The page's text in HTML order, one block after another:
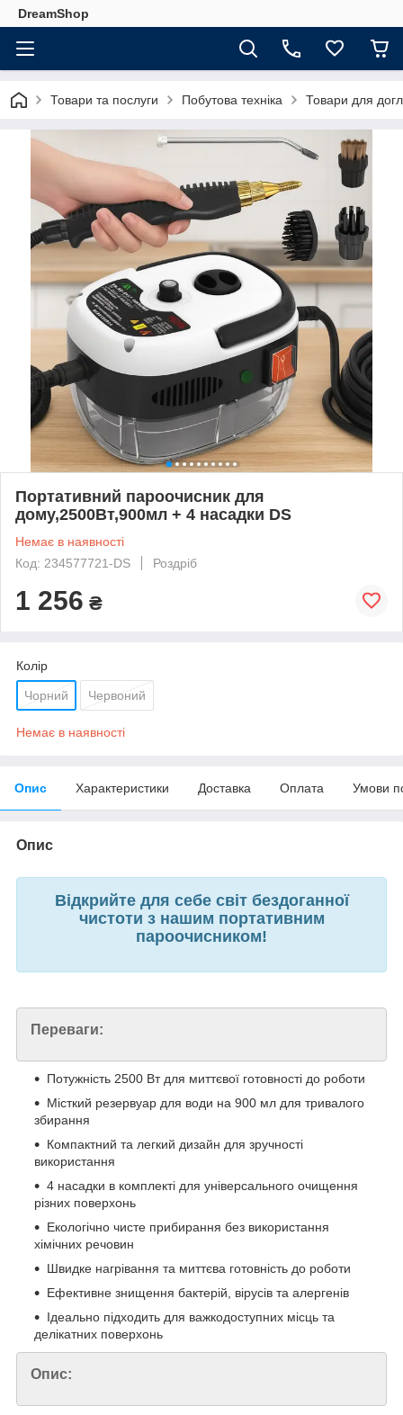
DreamShop
Товари та послуги Побутова техніка Товари для
Портативний пароочисник для
дому,2500Вт,900мл + 4 насадки DS
Немає в наявності
Код: 234577721-DS
Роздріб
1 256 ₴
Колір
Чорний Червоний
Немає в наявності
Опис Характеристики Доставка Оплата Умови
Опис
Відкрийте для себе світ бездоганної
чистоти з нашим портативним
пароочисником!
Переваги:
Потужність 2500 Вт для миттєвої готовності до роботи
Місткий резервуар для води на 900 мл для тривалого
збирання
Компактний та легкий дизайн для зручності
використання
4 насадки в комплекті для універсального очищення
різних поверхонь
Екологічно чисте прибирання без використання
хімічних речовин
Швидке нагрівання та миттєва готовність до роботи
Ефективне знищення бактерій, вірусів та алергенів
Ідеально підходить для важкодоступних місць та
делікатних поверхонь
Опис: